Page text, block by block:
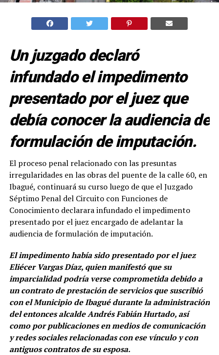
Un juzgado declaró
infundado el impedimento
presentado por el juez que
debía conocer la audiencia de
formulación de imputación.
El proceso penal relacionado con las presuntas
irregularidades en las obras del puente de la calle 60, en
Ibagué, continuará su curso luego de que el Juzgado
Séptimo Penal del Circuito con Funciones de
Conocimiento declarara infundado el impedimento
presentado por el juez encargado de adelantar la
audiencia de formulación de imputación.
El impedimento había sido presentado por el juez
Eliécer Vargas Díaz, quien manifestó que su
imparcialidad podría verse comprometida debido a
un contrato de prestación de servicios que suscribió
con el Municipio de Ibagué durante la administración
del entonces alcalde Andrés Fabián Hurtado, así
como por publicaciones en medios de comunicación
y redes sociales relacionadas con ese vínculo y con
antiguos contratos de su esposa.